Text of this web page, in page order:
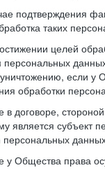
подтверждения
таких
целей
персональных
если у
обработки
договоре,
является субъект
персональных
Общества права